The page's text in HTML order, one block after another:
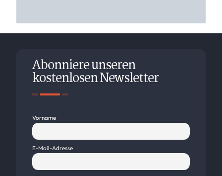
Abonniere unseren
kostenlosen Newsletter
Vorname
E-Mail-Adresse